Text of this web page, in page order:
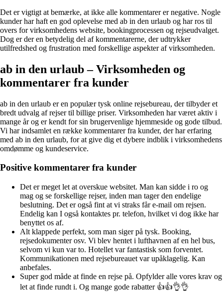
Det er vigtigt at bemærke, at ikke alle kommentarer er negative. Nogle
kunder har haft en god oplevelse med ab in den urlaub og har ros til
overs for virksomhedens website, bookingprocessen og rejseudvalget.
Dog er der en betydelig del af kommentarerne, der udtrykker
utilfredshed og frustration med forskellige aspekter af virksomheden.
ab in den urlaub – Virksomheden og
kommentarer fra kunder
ab in den urlaub er en populær tysk online rejsebureau, der tilbyder et
bredt udvalg af rejser til billige priser. Virksomheden har været aktiv i
mange år og er kendt for sin brugervenlige hjemmeside og gode tilbud.
Vi har indsamlet en række kommentarer fra kunder, der har erfaring
med ab in den urlaub, for at give dig et dybere indblik i virksomhedens
omdømme og kundeservice.
Positive kommentarer fra kunder
Det er meget let at overskue websitet. Man kan sidde i ro og
mag og se forskellige rejser, inden man tager den endelige
beslutning. Det er også fint at vi straks får e-mail om rejsen.
Endelig kan I også kontaktes pr. telefon, hvilket vi dog ikke har
benyttet os af.
Alt klappede perfekt, som man siger på tysk. Booking,
rejsedokumenter osv. Vi blev hentet i lufthavnen af en hel bus,
selvom vi kun var to. Hotellet var fantastisk som forventet.
Kommunikationen med rejsebureauet var upåklagelig. Kan
anbefales.
Super god måde at finde en rejse på. Opfylder alle vores krav og
let at finde rundt i. Og mange gode rabatter 👍👍👌👌